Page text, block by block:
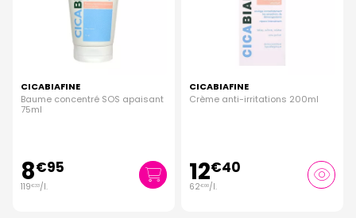
CICABIAFINE
Baume concentré SOS apaisant
75ml
8€95
119€33/l.
CICABIAFINE
Crème anti-irritations 200ml
12€40
62€00/l.